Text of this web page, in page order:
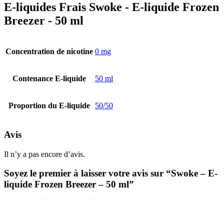
E-liquides Frais Swoke - E-liquide Frozen
Breezer - 50 ml
Concentration de nicotine 0 mg
Contenance E-liquide 50 ml
Proportion du E-liquide 50/50
Avis
Il n’y a pas encore d’avis.
Soyez le premier à laisser votre avis sur “Swoke – E-
liquide Frozen Breezer – 50 ml”